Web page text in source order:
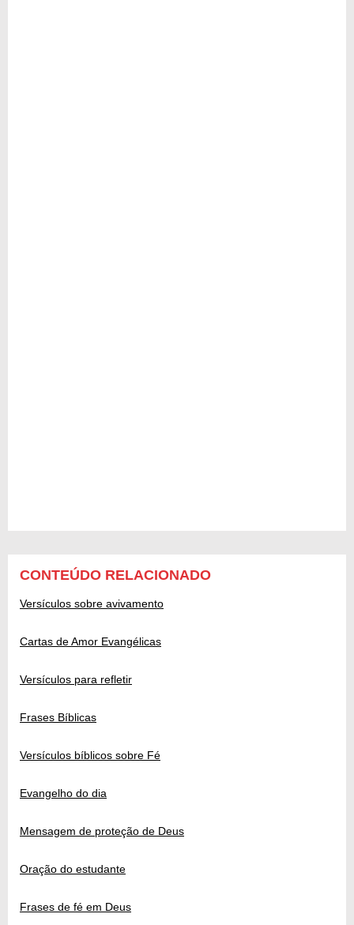
CONTEÚDO RELACIONADO
Versículos sobre avivamento
Cartas de Amor Evangélicas
Versículos para refletir
Frases Bíblicas
Versículos bíblicos sobre Fé
Evangelho do dia
Mensagem de proteção de Deus
Oração do estudante
Frases de fé em Deus